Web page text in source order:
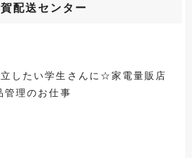
配送センター
したい学生さんに☆家電量販店
管理のお仕事